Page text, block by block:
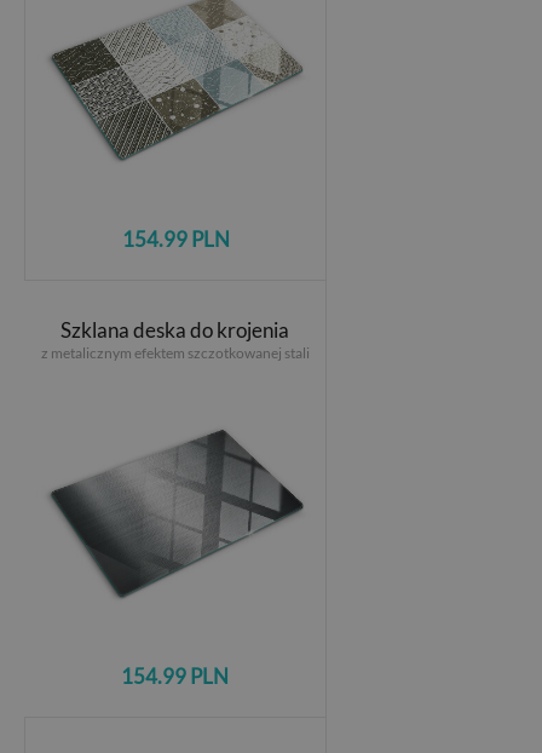
154.99 PLN
Szklana deska do krojenia
z metalicznym efektem szczotkowanej stali
154.99 PLN